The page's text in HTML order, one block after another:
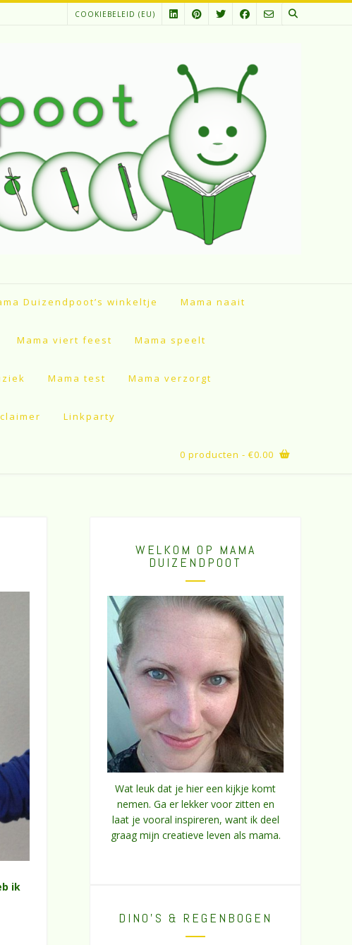
COOKIEBELEID (EU)
Duizendpoot’s winkeltje Mama naait
Mama viert feest Mama speelt
Mama test Mama verzorgt
Linkparty
0 producten - €0.00
ik
WELKOM OP MAMA
DUIZENDPOOT
Wat leuk dat je hier een kijkje komt
nemen. Ga er lekker voor zitten en
laat je vooral inspireren, want ik deel
graag mijn creatieve leven als mama.
DINO’S & REGENBOGEN